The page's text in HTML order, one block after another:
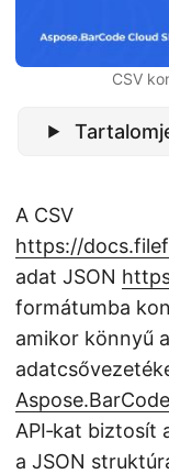
CSV
A CSV
https://
adat JSON
formátumba
amikor könnyű
API‑kat biztosít
a JSON